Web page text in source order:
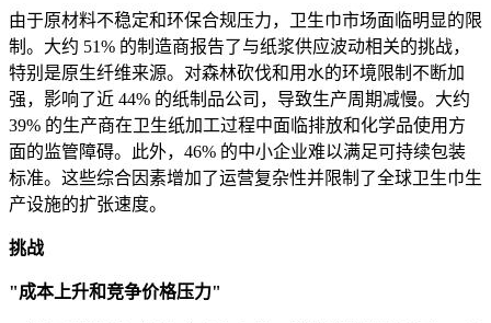
由于原材料不稳定和环保合规压力，卫生巾市场面临明显的限
制。大约 51% 的制造商报告了与纸浆供应波动相关的挑战，
特别是原生纤维来源。对森林砍伐和用水的环境限制不断加
强，影响了近 44% 的纸制品公司，导致生产周期减慢。大约
39% 的生产商在卫生纸加工过程中面临排放和化学品使用方
面的监管障碍。此外，46% 的中小企业难以满足可持续包装
标准。这些综合因素增加了运营复杂性并限制了全球卫生巾生
产设施的扩张速度。
挑战
"成本上升和竞争价格压力"